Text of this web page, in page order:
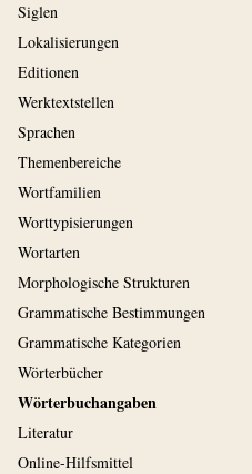
Siglen
Lokalisierungen
Editionen
Werktextstellen
Sprachen
Themenbereiche
Wortfamilien
Worttypisierungen
Wortarten
Morphologische Strukturen
Grammatische Bestimmungen
Grammatische Kategorien
Wörterbücher
Wörterbuchangaben
Literatur
Online-Hilfsmittel